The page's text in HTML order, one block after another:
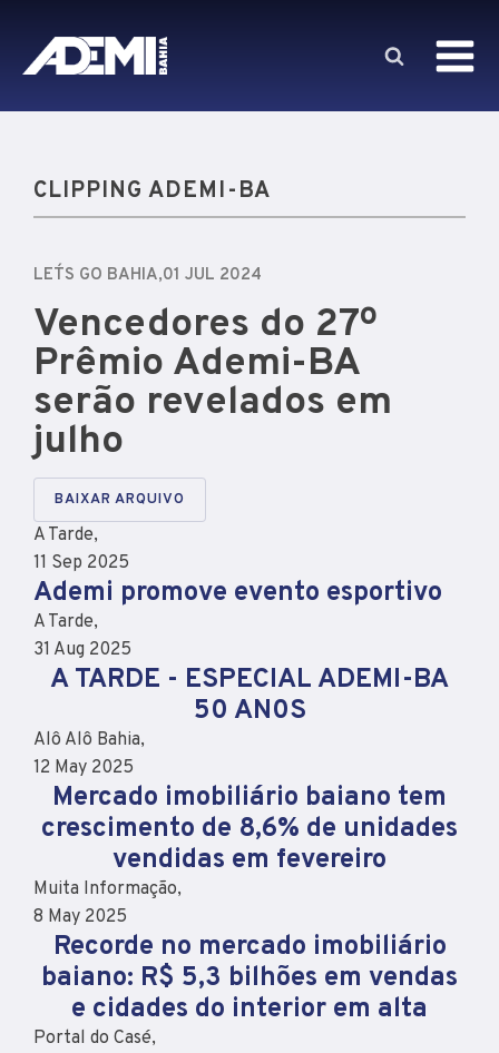
CLIPPING ADEMI-BA
LET´S GO BAHIA,01 JUL 2024
Vencedores do 27º
Prêmio Ademi-BA
serão revelados em
julho
BAIXAR ARQUIVO
A Tarde,
11 Sep 2025
Ademi promove evento esportivo
A Tarde,
31 Aug 2025
A TARDE - ESPECIAL ADEMI-BA
50 AN0S
Alô Alô Bahia,
12 May 2025
Mercado imobiliário baiano tem
crescimento de 8,6% de unidades
vendidas em fevereiro
Muita Informação,
8 May 2025
Recorde no mercado imobiliário
baiano: R$ 5,3 bilhões em vendas
e cidades do interior em alta
Portal do Casé,